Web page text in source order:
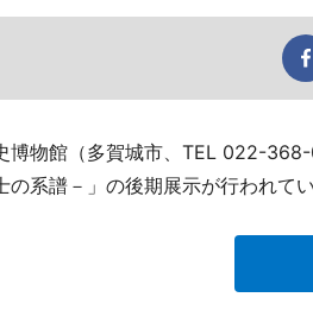
博物館（多賀城市、TEL 022-
の系譜－」の後期展示が行われてい